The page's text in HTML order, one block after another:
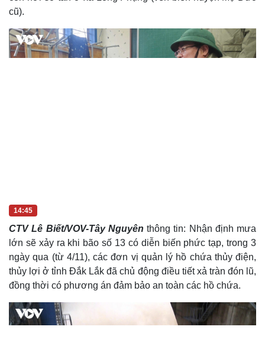
m
e
cũ).
14:45
CTV Lê Biết/VOV-Tây Nguyên thông tin: Nhận định mưa
lớn sẽ xảy ra khi bão số 13 có diễn biến phức tạp, trong 3
ngày qua (từ 4/11), các đơn vị quản lý hồ chứa thủy điện,
thủy lợi ở tỉnh Đắk Lắk đã chủ động điều tiết xả tràn đón lũ,
đồng thời có phương án đảm bảo an toàn các hồ chứa.